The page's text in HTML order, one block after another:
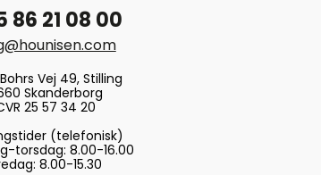
86 21 08 00
Vej 49, Stilling
Skanderborg
25 57 34 20
(telefonisk)
torsdag: 8.00-16.00
8.00-15.30